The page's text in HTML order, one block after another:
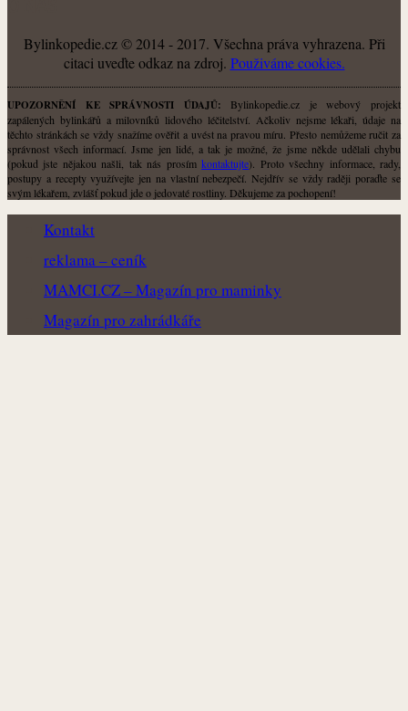
Bylinkopedie.cz © 2014 - 2017. Všechna práva vyhrazena. Při
citaci uveďte odkaz na zdroj. Použiváme cookies.
UPOZORNĚNÍ KE SPRÁVNOSTI ÚDAJŮ: Bylinkopedie.cz je webový projekt
zapálených bylinkářů a milovníků lidového léčitelství. Ačkoliv nejsme lékaři, údaje na
těchto stránkách se vždy snažíme ověřit a uvést na pravou míru. Přesto nemůžeme ručit za
správnost všech informací. Jsme jen lidé, a tak je možné, že jsme někde udělali chybu
(pokud jste nějakou našli, tak nás prosímkontaktujte). Proto všechny informace, rady,
postupy a recepty využívejte jen na vlastní nebezpečí. Nejdřív se vždy raději poraďte se
svým lékařem, zvlášť pokud jde o jedovaté rostliny. Děkujeme za pochopení!
Kontakt
reklama – ceník
MAMCI.CZ – Magazín pro maminky
Magazín pro zahrádkáře